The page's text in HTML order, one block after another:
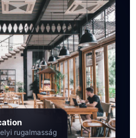
rugalmasság